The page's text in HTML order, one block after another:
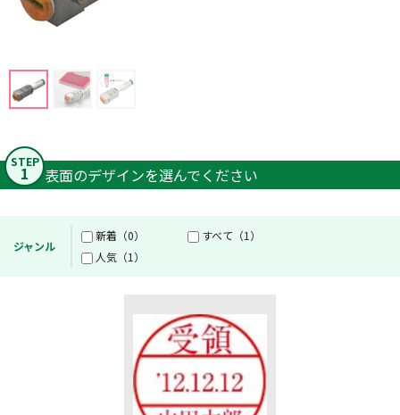
STEP
1 表面のデザインを選んでください
ジャンル
新着（0）
人気（1）
すべて（1）